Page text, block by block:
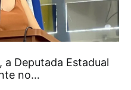
Deputada Estadual
no…